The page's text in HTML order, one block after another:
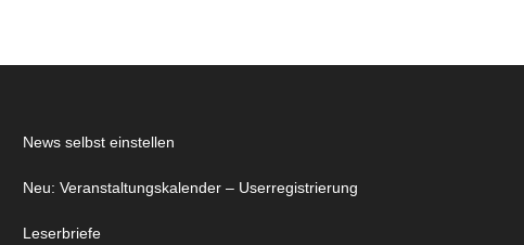
News selbst einstellen
Neu: Veranstaltungskalender – Userregistrierung
Leserbriefe